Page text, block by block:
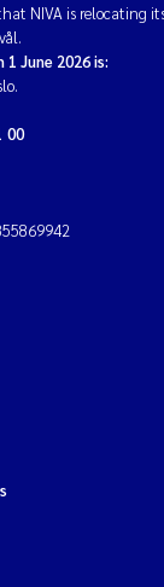
NIVA is relocating
June 2026 is:
00